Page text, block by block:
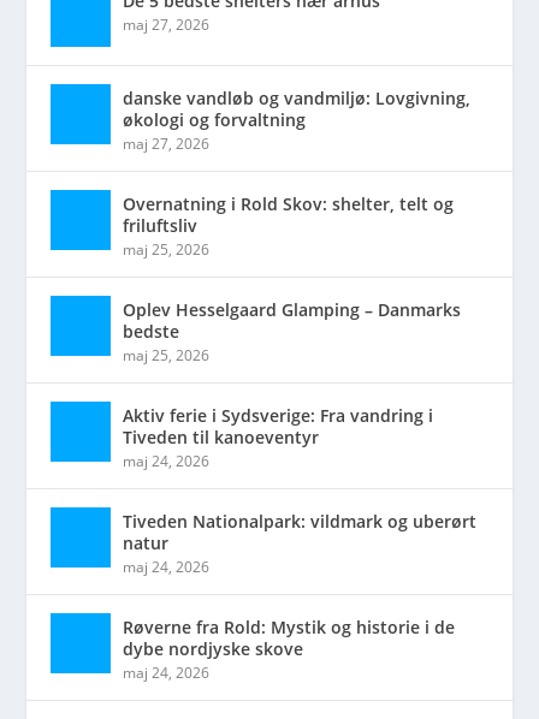
maj 27, 2026
danske vandløb og vandmiljø: Lovgivning,
økologi og forvaltning
maj 27, 2026
Overnatning i Rold Skov: shelter, telt og
friluftsliv
maj 25, 2026
Oplev Hesselgaard Glamping – Danmarks
bedste
maj 25, 2026
Aktiv ferie i Sydsverige: Fra vandring i
Tiveden til kanoeventyr
maj 24, 2026
Tiveden Nationalpark: vildmark og uberørt
natur
maj 24, 2026
Røverne fra Rold: Mystik og historie i de
dybe nordjyske skove
maj 24, 2026